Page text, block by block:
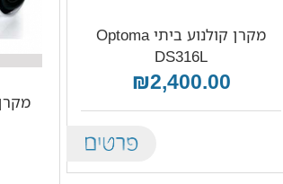
מקרן קולנוע ביתי Optoma
DS316L
₪2,400.00
Details